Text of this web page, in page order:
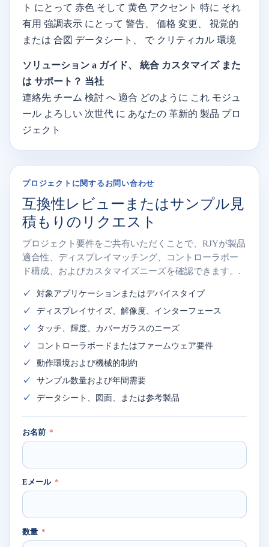
ト にとって 赤色 そして 黄色 アクセント 特に それ
有用 強調表示 にとって 警告、 価格 変更、 視覚的
または 合図 データシート、 で クリティカル 環境
ソリューション a ガイド、 統合 カスタマイズ また
は サポート？ 当社
連絡先 チーム 検討 へ 適合 どのように これ モジュ
ール よろしい 次世代 に あなたの 革新的 製品 プロ
ジェクト
プロジェクトに関するお問い合わせ
互換性レビューまたはサンプル見
積もりのリクエスト
プロジェクト要件をご共有いただくことで、RJYが製品
適合性、ディスプレイマッチング、コントローラボー
ド構成、およびカスタマイズニーズを確認できます。.
対象アプリケーションまたはデバイスタイプ
ディスプレイサイズ、解像度、インターフェース
タッチ、輝度、カバーガラスのニーズ
コントローラボードまたはファームウェア要件
動作環境および機械的制約
サンプル数量および年間需要
データシート、図面、または参考製品
お名前
Eメール
数量